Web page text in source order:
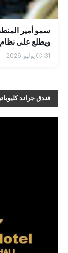
سمو أمير
ويطلع على نظام
31 يوليو 2026
فندق جراند